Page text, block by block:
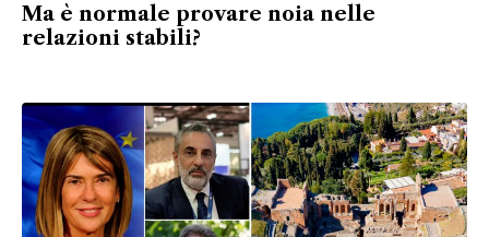
Ma è normale provare noia nelle
relazioni stabili?